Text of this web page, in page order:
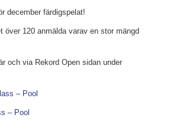
december färdigspelat!
över 120 anmälda varav en stor mängd
och via Rekord Open sidan under
– Pool
– Pool